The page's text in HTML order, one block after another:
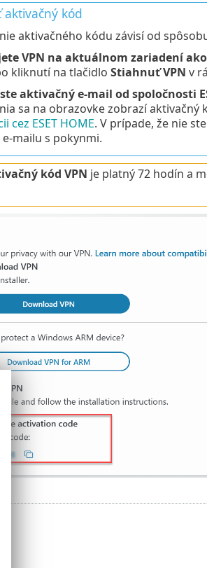
aktivačný kód
aktivačného kódu závisí od
VPN na aktuálnom zariadení ako
kliknutí na tlačidlo Stiahnuť VPN v
aktivačný e‑mail od spoločnosti
sa na obrazovke zobrazí aktivačný
cez ESET HOME. V prípade, že nie
s pokynmi.
kód VPN je platný 72 hodín a